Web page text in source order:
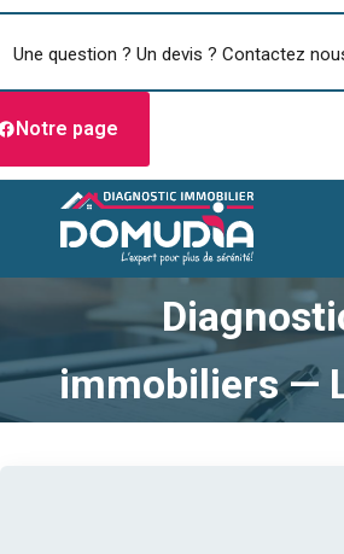
Une question ? Un devis ? Contactez
Notre page
immobiliers —